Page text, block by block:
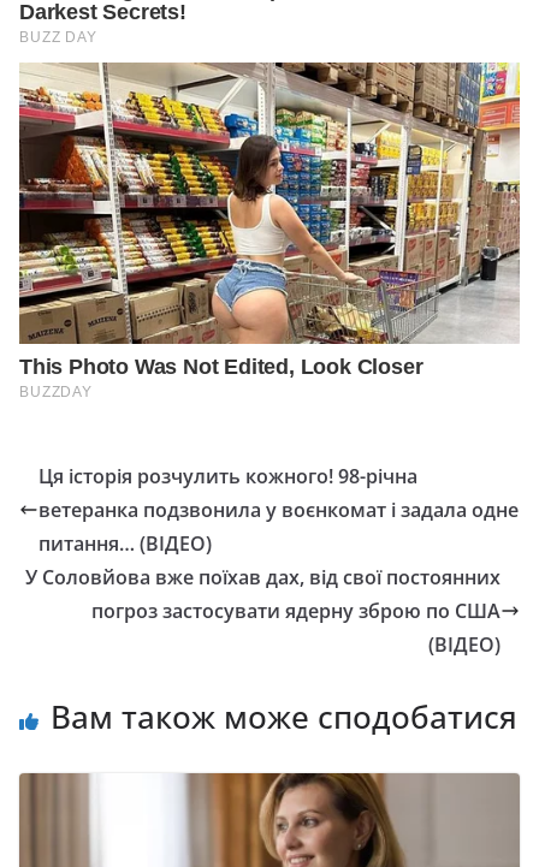
Ця історія розчулить кожного! 98-річна
ветеранка подзвонила у воєнкомат і задала одне
питання… (ВІДЕО)
У Соловйова вже поїхав дах, від свої постоянних
погроз застосувати ядерну зброю по США
(ВІДЕО)
Вам також може сподобатися